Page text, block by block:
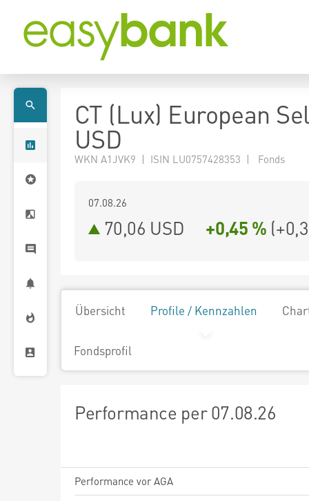
CT (Lux) European
USD
WKN A1JVK9 | ISIN LU0757428353 | Fonds
07.08.26
70,06 USD +0,45 % (
Übersicht Profile / Kennzahlen
Fondsprofil
Performance per 07.08.26
Performance vor AGA